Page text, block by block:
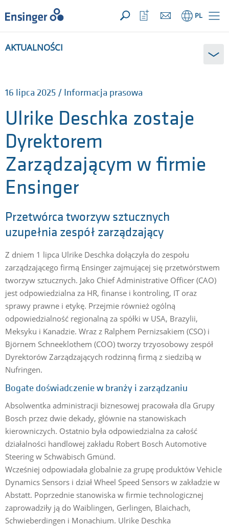
TWOJE ZAPYTANIE ({{productCount}} produkty)
OTWÓRZ
Strona
główna
PL
Otwórz
listę
ulubionych
AKTUALNOŚCI
16 lipca 2025 / Informacja prasowa
Ulrike Deschka zostaje
Dyrektorem
Zarządzającym w firmie
Ensinger
Przetwórca tworzyw sztucznych
uzupełnia zespół zarządzający
Z dniem 1 lipca Ulrike Deschka dołączyła do zespołu
zarządzającego firmą Ensinger zajmującej się przetwórstwem
tworzyw sztucznych. Jako Chief Administrative Officer (CAO)
jest odpowiedzialna za HR, finanse i kontroling, IT oraz
sprawy prawne i etykę. Przejmie również ogólną
odpowiedzialność regionalną za spółki w USA, Brazylii,
Meksyku i Kanadzie. Wraz z Ralphem Pernizsakiem (CSO) i
Björnem Schneeklothem (COO) tworzy trzyosobowy zespół
Dyrektorów Zarządzających rodzinną firmą z siedzibą w
Nufringen.
Bogate doświadczenie w branży i zarządzaniu
Absolwentka administracji biznesowej pracowała dla Grupy
Bosch przez dwie dekady, głównie na stanowiskach
kierowniczych. Ostatnio była odpowiedzialna za całość
działalności handlowej zakładu Robert Bosch Automotive
Steering w Schwäbisch Gmünd.
Wcześniej odpowiadała globalnie za grupę produktów Vehicle
Dynamics Sensors i dział Wheel Speed Sensors w zakładzie w
Abstatt. Poprzednie stanowiska w firmie technologicznej
zaprowadziły ją do Waiblingen, Gerlingen, Blaichach,
Schwieberdingen i Monachium. Ulrike Deschka